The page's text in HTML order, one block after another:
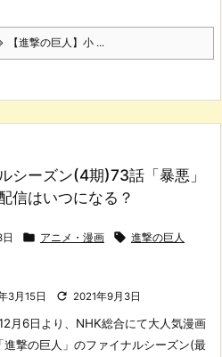
【進撃の巨人】小 ...
シーズン(4期)73話「暴悪」
信はいつになる？
 アニメ・漫画  進撃の巨人
3月15日  2021年9月3日
月6日より、NHK総合にて大人気漫画
進撃の巨人」のファイナルシーズン(最